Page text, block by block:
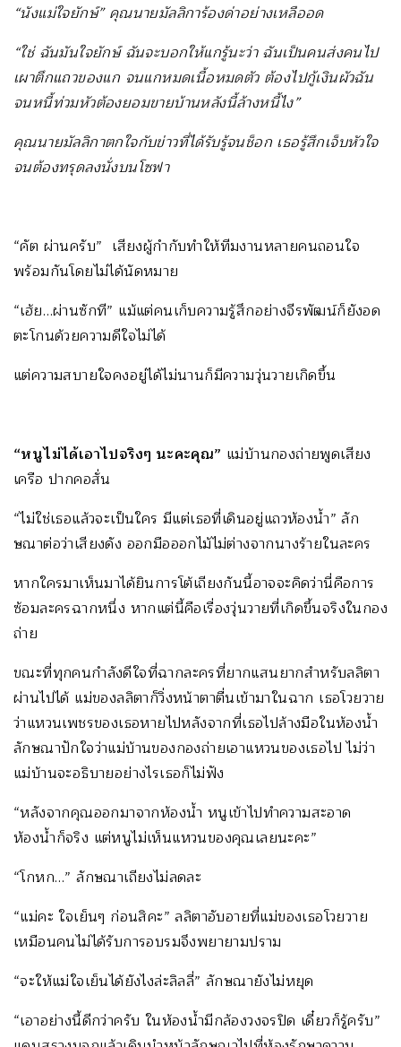
“นังแม่ใจยักษ์” คุณนายมัลลิการ้องด่าอย่างเหลืออด
“ใช่ ฉันมันใจยักษ์ ฉันจะบอกให้แกรู้นะว่า ฉันเป็นคนส่งคนไป
เผาตึกแถวของแก จนแกหมดเนื้อหมดตัว ต้องไปกู้เงินผัวฉัน
จนหนี้ท่วมหัวต้องยอมขายบ้านหลังนี้ล้างหนี้ไง”
คุณนายมัลลิกาตกใจกับข่าวที่ได้รับรู้จนช็อก เธอรู้สึกเจ็บหัวใจ
จนต้องทรุดลงนั่งบนโซฟา
“คัต ผ่านครับ” เสียงผู้กำกับทำให้ทีมงานหลายคนถอนใจ
พร้อมกันโดยไม่ได้นัดหมาย
“เฮ้ย…ผ่านซักที” แม้แต่คนเก็บความรู้สึกอย่างจีรพัฒน์ก็ยังอด
ตะโกนด้วยความดีใจไม่ได้
แต่ความสบายใจคงอยู่ได้ไม่นานก็มีความวุ่นวายเกิดขึ้น
“หนูไม่ได้เอาไปจริงๆ นะคะคุณ” แม่บ้านกองถ่ายพูดเสียง
เครือ ปากคอสั่น
“ไม่ใช่เธอแล้วจะเป็นใคร มีแต่เธอที่เดินอยู่แถวห้องน้ำ” ลัก
ษณาต่อว่าเสียงดัง ออกมือออกไม้ไม่ต่างจากนางร้ายในละคร
หากใครมาเห็นมาได้ยินการโต้เถียงกันนี้อาจจะคิดว่านี่คือการ
ซ้อมละครฉากหนึ่ง หากแต่นี้คือเรื่องวุ่นวายที่เกิดขึ้นจริงในกอง
ถ่าย
ขณะที่ทุกคนกำลังดีใจที่ฉากละครที่ยากแสนยากสำหรับลลิตา
ผ่านไปได้ แม่ของลลิตาก็วิ่งหน้าตาตื่นเข้ามาในฉาก เธอโวยวาย
ว่าแหวนเพชรของเธอหายไปหลังจากที่เธอไปล้างมือในห้องน้ำ
ลักษณาปักใจว่าแม่บ้านของกองถ่ายเอาแหวนของเธอไป ไม่ว่า
แม่บ้านจะอธิบายอย่างไรเธอก็ไม่ฟัง
“หลังจากคุณออกมาจากห้องน้ำ หนูเข้าไปทำความสะอาด
ห้องน้ำก็จริง แต่หนูไม่เห็นแหวนของคุณเลยนะคะ”
“โกหก…” ลักษณาเถียงไม่ลดละ
“แม่คะ ใจเย็นๆ ก่อนสิคะ” ลลิตาอับอายที่แม่ของเธอโวยวาย
เหมือนคนไม่ได้รับการอบรมจึงพยายามปราม
“จะให้แม่ใจเย็นได้ยังไงล่ะลิลลี่” ลักษณายังไม่หยุด
“เอาอย่างนี้ดีกว่าครับ ในห้องน้ำมีกล้องวงจรปิด เดี๋ยวก็รู้ครับ”